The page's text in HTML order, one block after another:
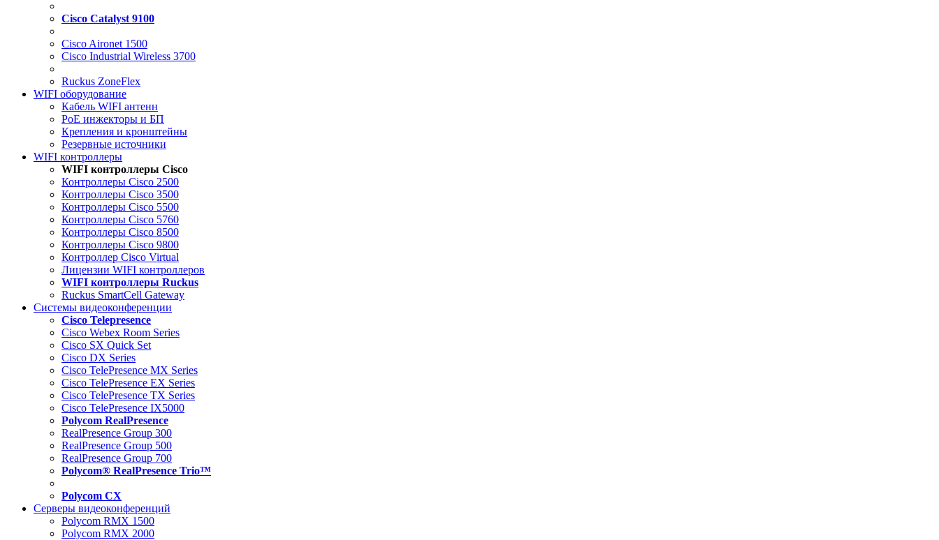
Cisco Catalyst 9100
Cisco Aironet 1500
Cisco Industrial Wireless 3700
Ruckus ZoneFlex
WIFI оборудование
Кабель WIFI антенн
PoE инжекторы и БП
Крепления и кронштейны
Резервные источники
WIFI контроллеры
WIFI контроллеры Cisco
Контроллеры Cisco 2500
Контроллеры Cisco 3500
Контроллеры Cisco 5500
Контроллеры Cisco 5760
Контроллеры Cisco 8500
Контроллеры Cisco 9800
Контроллер Cisco Virtual
Лицензии WIFI контроллеров
WIFI контроллеры Ruckus
Ruckus SmartCell Gateway
Системы видеоконференции
Cisco Telepresence
Cisco Webex Room Series
Cisco SX Quick Set
Cisco DX Series
Cisco TelePresence MX Series
Cisco TelePresence EX Series
Cisco TelePresence TX Series
Cisco TelePresence IX5000
Polycom RealPresence
RealPresence Group 300
RealPresence Group 500
RealPresence Group 700
Polycom® RealPresence Trio™
Polycom CX
Серверы видеоконференций
Polycom RMX 1500
Polycom RMX 2000